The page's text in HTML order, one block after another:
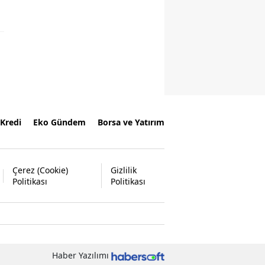
Kredi Eko Gündem Borsa ve Yatırım
Çerez (Cookie)
Politikası
Gizlilik
Politikası
Haber Yazılımı